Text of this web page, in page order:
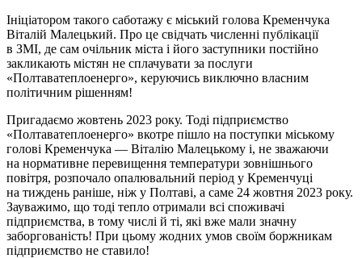
Ініціатором такого саботажу є міський голова Кременчука
Віталій Малецький. Про це свідчать численні публікації
в ЗМІ, де сам очільник міста і його заступники постійно
закликають містян не сплачувати за послуги
«Полтаватеплоенерго», керуючись виключно власним
політичним рішенням!
Пригадаємо жовтень 2023 року. Тоді підприємство
«Полтаватеплоенерго» вкотре пішло на поступки міському
голові Кременчука — Віталію Малецькому і, не зважаючи
на нормативне перевищення температури зовнішнього
повітря, розпочало опалювальний період у Кременчуці
на тиждень раніше, ніж у Полтаві, а саме 24 жовтня 2023 року.
Зауважимо, що тоді тепло отримали всі споживачі
підприємства, в тому числі й ті, які вже мали значну
заборгованість! При цьому жодних умов своїм боржникам
підприємство не ставило!